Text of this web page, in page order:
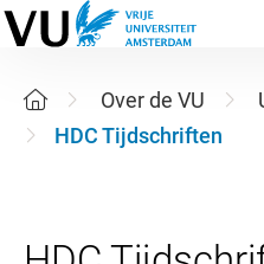
Over de VU
HDC Tijdschriften